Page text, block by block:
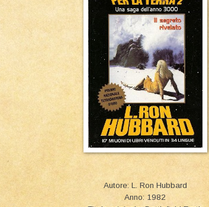
Autore: L. Ron Hubbard
Anno: 1982